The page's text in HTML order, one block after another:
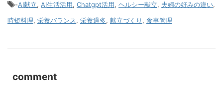
-AI献立, AI生活活用, Chatgpt活用, ヘルシー献立, 夫婦の好みの違い,
時短料理, 栄養バランス, 栄養過多, 献立づくり , 食事管理
comment